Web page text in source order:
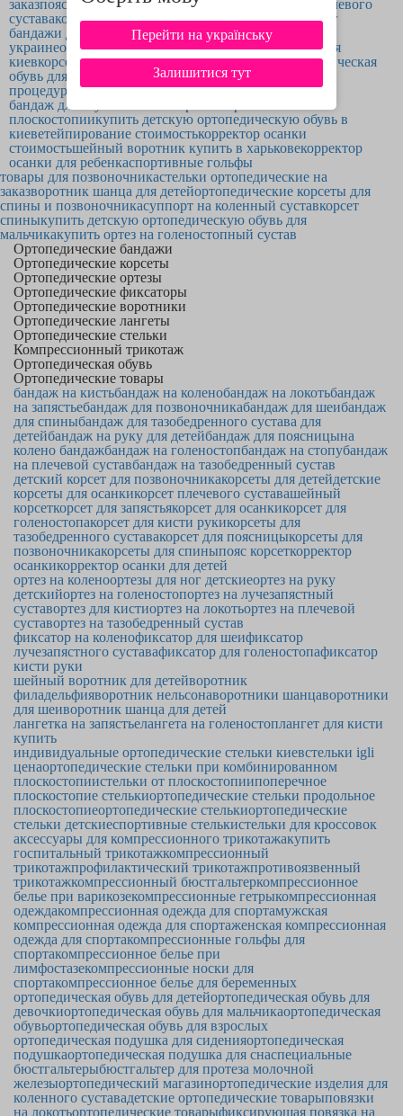
Перейти на українську
Залишитися тут
по всей Украине. Хороший корректор для осанки
способен стать
продуктом, о котором Вы не пожалеете.
заказпояс для осанки купить украина
ортезы для плечевого
суставакорсет спинаортопедическая обувь кременчуг
бандажи для плеча
купить ортопедическая подушка в
украинеортопедически обувьортопедические изделия
киевкорсет для голеностопа купитьхарьков ортопедическая
обувь для детей
корсет для бедратейпирование цена
процедуры
бандаж для ступни
плоскостопиикупить детскую ортопедическую обувь в
киеветейпирование стоимостькорректор осанки
стоимостьшейный воротник купить в харьковекорректор
осанки для ребенкаспортивные гольфы
товары для позвоночникастельки ортопедические на
заказворотник шанца для детейортопедические корсеты для
спины и позвоночникасуппорт на коленный суставкорсет
спиныкупить детскую ортопедическую обувь для
мальчикакупить ортез на голеностопный сустав
Ортопедические бандажи
Ортопедические корсеты
Ортопедические ортезы
Ортопедические фиксаторы
Ортопедические воротники
Ортопедические лангеты
Ортопедические стельки
Компрессионный трикотаж
Ортопедическая обувь
Ортопедические товары
бандаж на кистьбандаж на коленобандаж на локотьбандаж
на запястьебандаж для позвоночникабандаж для шеибандаж
для спиныбандаж для тазобедренного сустава для
детейбандаж на руку для детейбандаж для поясницына
колено бандажбандаж на голеностопбандаж на стопубандаж
на плечевой суставбандаж на тазобедренный сустав
детский корсет для позвоночникакорсеты для детейдетские
корсеты для осанкикорсет плечевого суставашейный
корсеткорсет для запястьякорсет для осанкикорсет для
голеностопакорсет для кисти рукикорсеты для
тазобедренного суставакорсет для поясницыкорсеты для
позвоночникакорсеты для спиныпояс корсеткорректор
осанкикорректор осанки для детей
ортез на коленоортезы для ног детскиеортез на руку
детскийортез на голеностопортез на лучезапястный
суставортез для кистиортез на локотьортез на плечевой
суставортез на тазобедренный сустав
фиксатор на коленофиксатор для шеификсатор
лучезапястного суставафиксатор для голеностопафиксатор
кисти руки
шейный воротник для детейворотник
филадельфияворотник нельсонаворотники шанцаворотники
для шеиворотник шанца для детей
лангетка на запястьелангета на голеностоплангет для кисти
купить
индивидуальные ортопедические стельки киевстельки igli
ценаортопедические стельки при комбинированном
плоскостопиистельки от плоскостопиипоперечное
плоскостопие стелькиортопедические стельки продольное
плоскостопиеортопедические стелькиортопедические
стельки детскиеспортивные стелькистельки для кроссовок
аксессуары для компрессионного трикотажакупить
госпитальный трикотажкомпрессионный
трикотажпрофилактический трикотажпротивоязвенный
трикотажкомпрессионный бюстгальтеркомпрессионное
белье при варикозекомпрессионные гетрыкомпрессионная
одеждакомпрессионная одежда для спортамужская
компрессионная одежда для спортаженская компрессионная
одежда для спортакомпрессионные гольфы для
спортакомпрессионное белье при
лимфостазекомпрессионные носки для
спортакомпрессионное белье для беременных
ортопедическая обувь для детейортопедическая обувь для
девочкиортопедическая обувь для мальчикаортопедическая
обувьортопедическая обувь для взрослых
ортопедическая подушка для сиденияортопедическая
подушкаортопедическая подушка для снаспециальные
бюстгальтерыбюстгальтер для протеза молочной
железыортопедический магазинортопедические изделия для
коленного суставадетские ортопедические товарыповязки
на локотьортопедические товарыфиксирующая повязка на